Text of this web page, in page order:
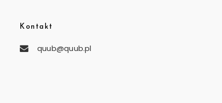
Kontakt
quub@quub.pl